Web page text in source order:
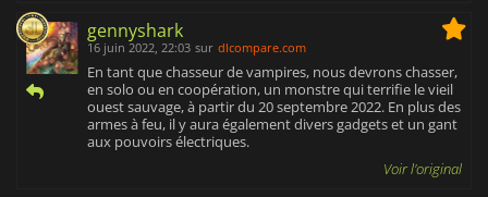
gennyshark
16 juin 2022, 22:03 sur dlcompare.com
En tant que chasseur de vampires, nous devrons chasser,
en solo ou en coopération, un monstre qui terrifie le vieil
ouest sauvage, à partir du 20 septembre 2022. En plus des
armes à feu, il y aura également divers gadgets et un gant
aux pouvoirs électriques.
Voir l'original